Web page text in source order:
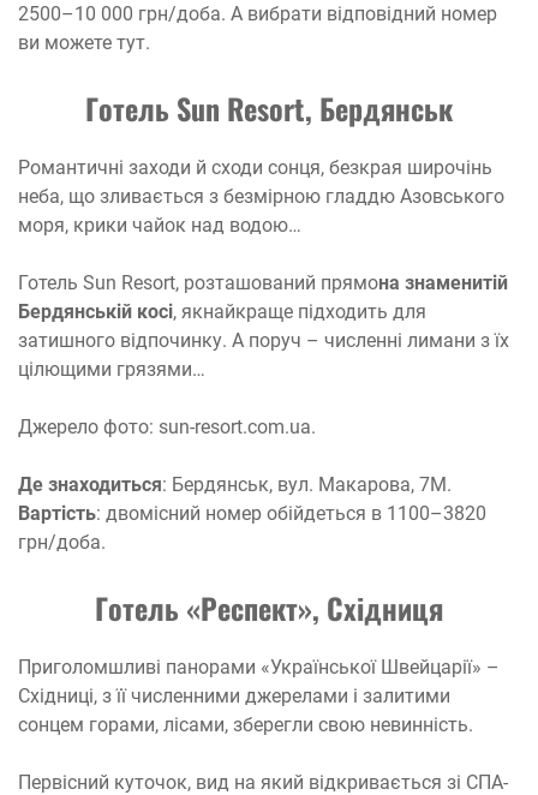
2500–10 000 грн/доба. А вибрати відповідний номер
ви можете тут.
Готель Sun Resort, Бердянськ
Романтичні заходи й сходи сонця, безкрая широчінь
неба, що зливається з безмірною гладдю Азовського
моря, крики чайок над водою…
Готель Sun Resort, розташований прямона знаменитій
Бердянській косі, якнайкраще підходить для
затишного відпочинку. А поруч – численні лимани з їх
цілющими грязями…
Джерело фото: sun-resort.com.ua.
Де знаходиться: Бердянськ, вул. Макарова, 7М.
Вартість: двомісний номер обійдеться в 1100–3820
грн/доба.
Готель «Респект», Східниця
Приголомшливі панорами «Української Швейцарії» –
Східниці, з її численними джерелами і залитими
сонцем горами, лісами, зберегли свою невинність.
Первісний куточок, вид на який відкривається зі СПА-